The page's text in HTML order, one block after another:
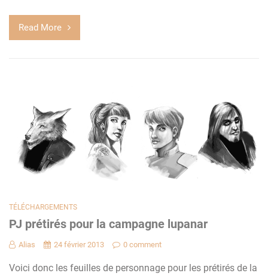
Read More
TÉLÉCHARGEMENTS
PJ prétirés pour la campagne lupanar
Alias 24 février 2013 0 comment
Voici donc les feuilles de personnage pour les prétirés de la